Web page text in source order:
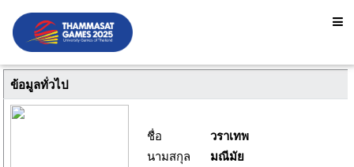
ข้อมูลทั่วไป
ชื่อ
วราเทพ
นามสกุล
มณีมัย